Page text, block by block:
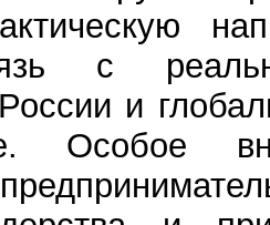
с
и
Особое